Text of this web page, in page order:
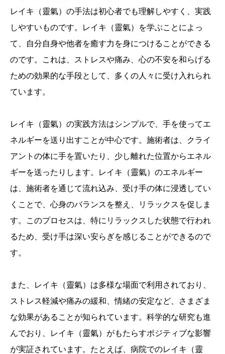
レイキ（靈氣）の手法は初心者でも理解しやすく、実践
しやすいものです。レイキ（靈氣）を学ぶことによっ
て、自分自身や他者を癒す力を身につけることができる
のです。これは、ストレスや痛み、心の不安を和らげる
ための効果的な手段として、多くの人々に受け入れられ
ています。
レイキ（靈氣）の実践方法はシンプルで、手を使ってエ
ネルギーを送り出すことが中心です。施術者は、クライ
アントの体に手を置いたり、少し離れた位置からエネル
ギーを送ったりします。レイキ（靈氣）のエネルギー
は、施術者を通じて流れ込み、受け手の体に浸透してい
くことで、心身のバランスを整え、リラックスを促しま
す。このプロセスは、特にリラックスした状態で行われ
るため、受け手は深い安らぎを感じることができるので
す。
また、レイキ（靈氣）は多様な場面で利用されており、
ストレス軽減や痛みの緩和、情緒の安定など、さまざま
な効果があることが知られています。科学的な研究も進
んでおり、レイキ（靈氣）がもたらすポジティブな影響
が実証されています。たとえば、病院でのレイキ（靈